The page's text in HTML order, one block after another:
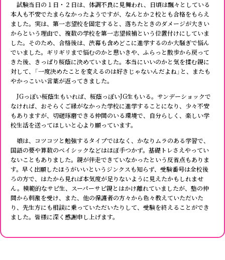
試験当日の１日・２日は、体調不良に見舞われ、日頃は飄々としている
本人も不安でたまらなかったようですが、なんとか２校とも合格をもらえ
ました。実は、第一志望校を固定すると、落ちたときのダメージが大きい
からという理由で、複数の学校を第一志望候補という位置付けにしていま
した。そのため、合格後は、渋幕も含めどこに進学するのか大騒ぎで悩ん
でいました。ギリギリまで悩むのかと思いきや、ふらっと散歩から戻って
きた後、きっぱり桜蔭に決めていました。本当にいいのかと気を揉む親に
対して、「一度決めたことを変えるのは好きじゃないんだよね」と、またも
やかっこいい言葉が返ってきました。
JGっぽい桜蔭生もいれば、桜蔭っぽいJG生もいる。サンデーショックで
なければ、おそらくご縁がなかった学校に進学することになり、少々不安
もありますが、切磋琢磨できる仲間のいる環境で、自分らしく、楽しい学
校生活を送ってほしいと心より願っています。
娘は、コツコツと勉強するタイプではなく、かなりムラのある学習で、
国語の要や算数のベイシックなどはほぼ手つかず。基礎トレさえやってい
ないこともありました。親が伴走できていなかったという反省点もありま
す。早く出願したほうがいいというジンクスも知らず、受験番号は全校後
ろの方で、はたから見れば本気度が足りないように見えたかもしれませ
ん。模範的なサピ生、スーパーサピ親とはかけ離れていましたが、塾の仲
間から刺激を受け、また、他の保護者の方々から色々教えていただいた
り、先生方にも相談に乗っていただいたりして、受験を終えることができ
ました。皆様に深く感謝申し上げます。